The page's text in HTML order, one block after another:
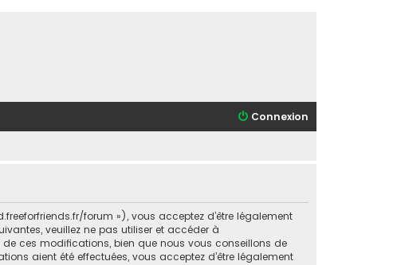
Connexion
forum »), vous acceptez d’être légalement
veuillez ne pas utiliser et accéder à
de ces modifications, bien que nous vous conseillons de
aient été effectuées, vous acceptez d’être légalement